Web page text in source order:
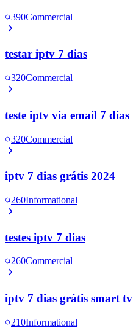
390Commercial
testar iptv 7 dias
320Commercial
teste iptv via email 7 dias
320Commercial
iptv 7 dias grátis 2024
260Informational
testes iptv 7 dias
260Commercial
iptv 7 dias grátis smart tv
210Informational